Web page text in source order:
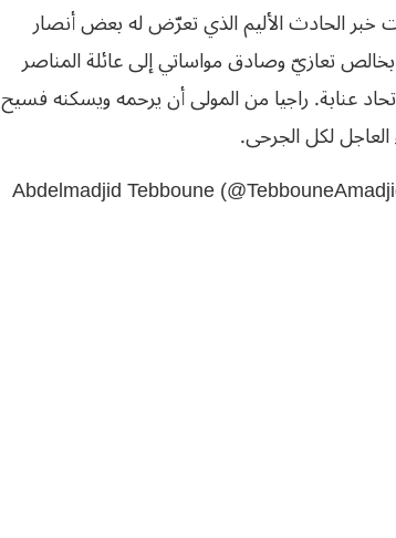
خبر الحادث الأليم الذي تعرّض له بعض أنصار
بخالص تعازيّ وصادق مواساتي إلى عائلة المناصر
عنابة. راجيا من المولى أن يرحمه ويسكنه فسيح
العاجل لكل الجرحى.